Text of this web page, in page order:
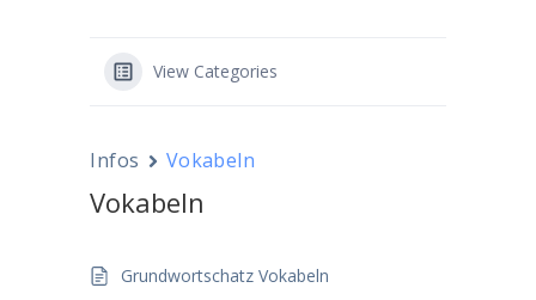
View Categories
Infos Vokabeln
Vokabeln
Grundwortschatz Vokabeln